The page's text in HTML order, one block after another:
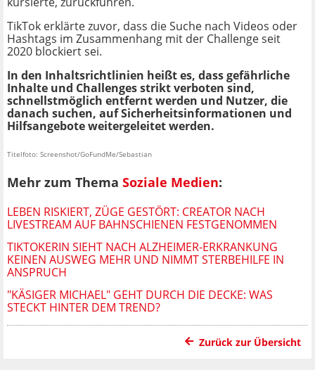
TikTok erklärte zuvor, dass die Suche nach Videos oder
Hashtags im Zusammenhang mit der Challenge seit
2020 blockiert sei.
In den Inhaltsrichtlinien heißt es, dass gefährliche
Inhalte und Challenges strikt verboten sind,
schnellstmöglich entfernt werden und Nutzer, die
danach suchen, auf Sicherheitsinformationen und
Hilfsangebote weitergeleitet werden.
Titelfoto: Screenshot/GoFundMe/Sebastian
Mehr zum Thema Soziale Medien:
LEBEN RISKIERT, ZÜGE GESTÖRT: CREATOR NACH
LIVESTREAM AUF BAHNSCHIENEN FESTGENOMMEN
TIKTOKERIN SIEHT NACH ALZHEIMER-ERKRANKUNG
KEINEN AUSWEG MEHR UND NIMMT STERBEHILFE IN
ANSPRUCH
"KÄSIGER MICHAEL" GEHT DURCH DIE DECKE: WAS
STECKT HINTER DEM TREND?
Zurück zur Übersicht